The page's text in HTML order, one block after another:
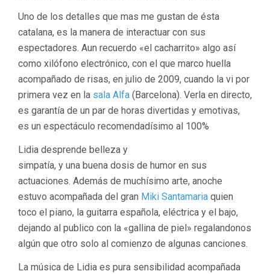
Uno de los detalles que mas me gustan de ésta
catalana, es la manera de interactuar con sus
espectadores. Aun recuerdo «el cacharrito» algo así
como xilófono electrónico, con el que marco huella
acompañado de risas, en julio de 2009, cuando la vi por
primera vez en la sala Alfa (Barcelona). Verla en directo,
es garantía de un par de horas divertidas y emotivas,
es un espectáculo recomendadísimo al 100%
Lidia desprende belleza y
simpatía, y una buena dosis de humor en sus
actuaciones. Además de muchísimo arte, anoche
estuvo acompañada del gran Miki Santamaria quien
toco el piano, la guitarra española, eléctrica y el bajo,
dejando al publico con la «gallina de piel» regalandonos
algún que otro solo al comienzo de algunas canciones.
La música de Lidia es pura sensibilidad acompañada